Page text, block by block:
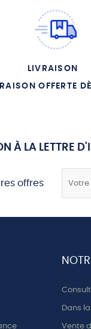
08 LA
09 LA
11 LA
LIVRAISON
OFFERTE
À LA LETTRE
offres
Dans
Vente